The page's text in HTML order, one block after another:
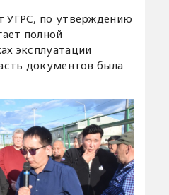
УГРС, по утверждению
полной
эксплуатации
документов была